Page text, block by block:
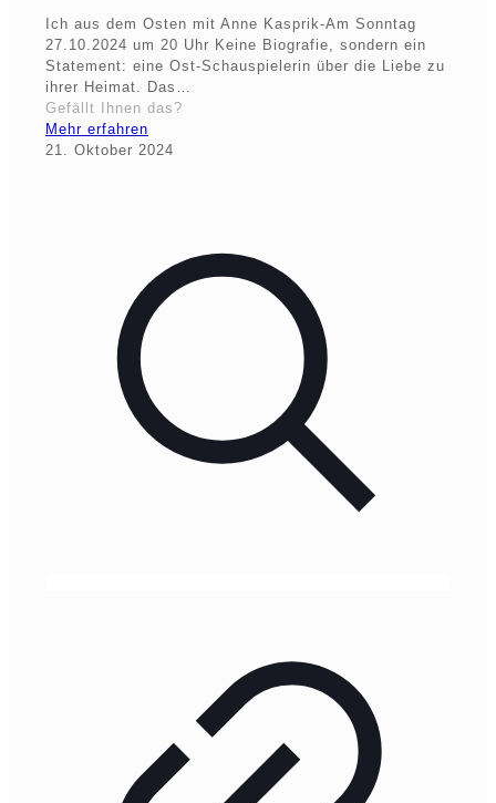
Ich aus dem Osten mit Anne Kasprik-Am Sonntag
27.10.2024 um 20 Uhr Keine Biografie, sondern ein
Statement: eine Ost-Schauspielerin über die Liebe zu
ihrer Heimat. Das…
Gefällt Ihnen das?
Mehr erfahren
21. Oktober 2024